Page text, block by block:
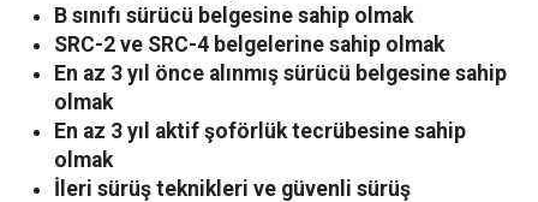
B sınıfı sürücü belgesine sahip olmak
SRC-2 ve SRC-4 belgelerine sahip olmak
En az 3 yıl önce alınmış sürücü belgesine sahip
olmak
En az 3 yıl aktif şoförlük tecrübesine sahip
olmak
İleri sürüş teknikleri ve güvenli sürüş